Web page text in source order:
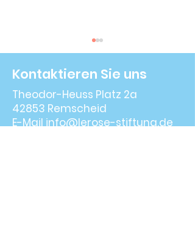
Kontaktieren Sie uns
Theodor-Heuss Platz 2a
42853 Remscheid
E-Mailinfo@lerose-stiftung.de